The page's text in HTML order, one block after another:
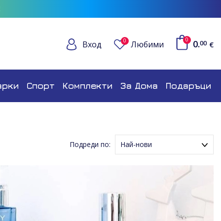
Вход 0 Любими 0 0.00 €
Спорт Комплекти За Дома Подаръци
Подреди по: Най-нови
Име (Низходящ ред)
Цена (Възходящ ред)
Цена (Низходящ ред)